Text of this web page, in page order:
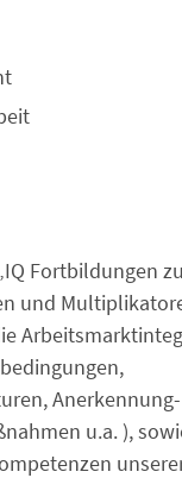
Fortbildungen
und
u.a. ),